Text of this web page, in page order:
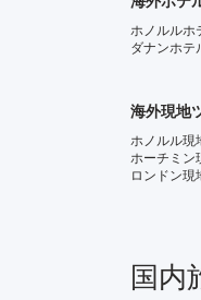
ホノルルホ
ダナンホテ
海外現地
ホノルル現
ホーチミン
ロンドン現
国内